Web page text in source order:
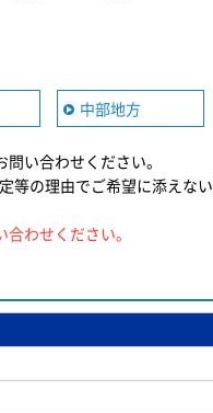
中部地方
い合わせください。
の理由でご希望に添えな
わせください。